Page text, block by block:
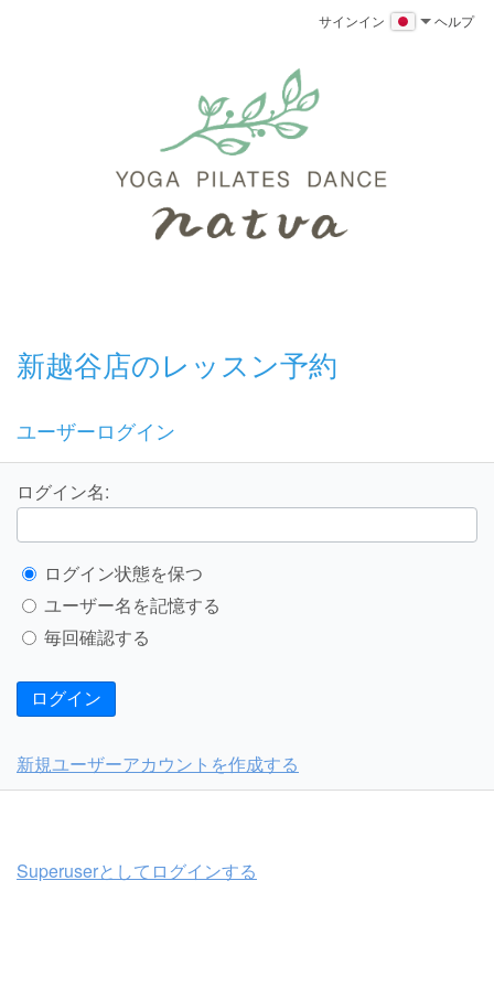
サインイン ヘルプ
新越谷店のレッスン予約
ユーザーログイン
ログイン名:
ログイン状態を保つ
ユーザー名を記憶する
毎回確認する
ログイン
新規ユーザーアカウントを作成する
Superuserとしてログインする